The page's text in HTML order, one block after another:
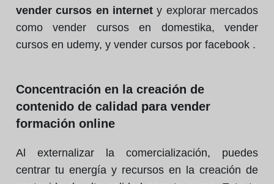
vender cursos en internet y explorar mercados
como vender cursos en domestika, vender
cursos en udemy, y vender cursos por facebook .
Concentración en la creación de
contenido de calidad para vender
formación online
Al externalizar la comercialización, puedes
centrar tu energía y recursos en la creación de